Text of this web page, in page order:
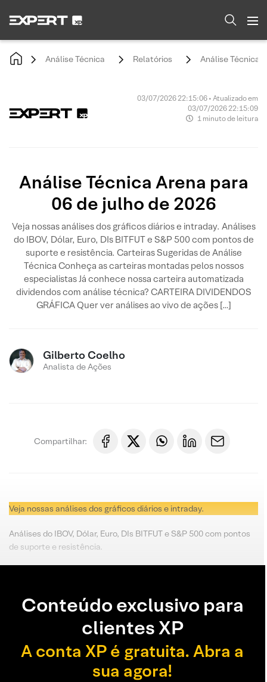
Análise Técnica Relatórios Análise Técnica
03/07/2026 22:15:06 • Atualizado em
03/07/2026 22:15:09
1 minuto de leitura
Análise Técnica Arena para
06 de julho de 2026
Veja nossas análises dos gráficos diários e intraday. Análises
do IBOV, Dólar, Euro, DIs BITFUT e S&P 500 com pontos de
suporte e resistência. Carteiras Sugeridas de Análise
Técnica Conheça as carteiras montadas pelos nossos
especialistas Já conhece nossa carteira automatizada
dividendos com análise técnica? CARTEIRA DIVIDENDOS
GRÁFICA Quer ver análises ao vivo de ações […]
Gilberto Coelho
Analista de Ações
Compartilhar:
Veja nossas análises dos gráficos diários e intraday.
Análises do IBOV, Dólar, Euro, DIs BITFUT e S&P 500 com pontos
de suporte e resistência.
Conteúdo exclusivo para
clientes XP
A conta XP é gratuita. Abra a
sua agora!